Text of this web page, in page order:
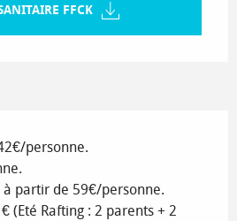
FFCK
personne.
à partir de 59€/personne.
(Eté Rafting : 2 parents + 2